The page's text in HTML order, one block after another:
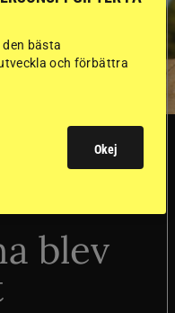
blev
bästa
och förbättra
Okej